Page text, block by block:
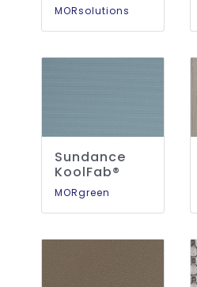
MORsolutions
Sundance
KoolFab®
MORgreen